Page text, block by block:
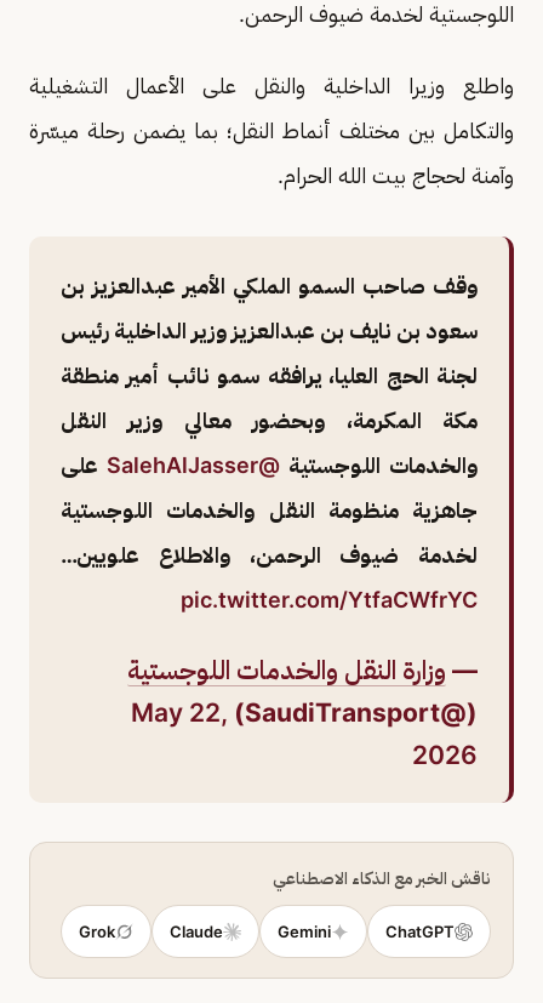
اللوجستية لخدمة ضيوف الرحمن.
واطلع وزيرا الداخلية والنقل على الأعمال التشغيلية
والتكامل بين مختلف أنماط النقل؛ بما يضمن رحلة ميسّرة
وآمنة لحجاج بيت الله الحرام.
وقف صاحب السمو الملكي الأمير عبدالعزيز بن
سعود بن نايف بن عبدالعزيز وزير الداخلية رئيس
لجنة الحج العليا، يرافقه سمو نائب أمير منطقة
مكة المكرمة، وبحضور معالي وزير النقل
والخدمات اللوجستية @SalehAlJasser
على
جاهزية منظومة النقل والخدمات اللوجستية
لخدمة ضيوف الرحمن، والاطلاع علويين…
pic.twitter.com/YtfaCWfrYC
— وزارة النقل والخدمات اللوجستية
(@SaudiTransport)
May 22,
2026
ناقش الخبر مع الذكاء الاصطناعي
ChatGPT
Gemini
Claude
Grok